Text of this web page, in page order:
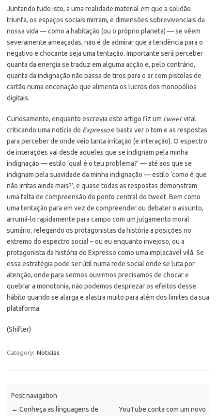
Juntando tudo isto, a uma realidade material em que a solidão
triunfa, os espaços sociais mirram, e dimensões sobrevivenciais da
nossa vida — como a habitação (ou o próprio planeta) — se vêem
severamente ameaçadas, não é de admirar que a tendência para o
negativo e chocante seja uma tentação. Importante será perceber
quanta da energia se traduz em alguma acção e, pelo contrário,
quanta da indignação não passa de tiros para o ar com pistolas de
cartão numa encenação que alimenta os lucros dos monopólios
digitais.
Curiosamente, enquanto escrevia este artigo fiz um tweetviral
criticando uma notícia do Expressoe basta ver o tom e as respostas
para perceber de onde veio tanta irritação (e interação). O espectro
de interações vai desde aqueles que se indignam pela minha
indignação — estilo ‘qual é o teu problema?’ — até aos que se
indignam pela suavidade da minha indignação — estilo ‘como é que
não irritas ainda mais?’, e quase todas as respostas demonstram
uma falta de compreensão do ponto central do tweet. Bem como
uma tentação para em vez de compreender ou debater o assunto,
arrumá-lo rapidamente para campo com um julgamento moral
sumário, relegando os protagonistas da história a posições no
extremo do espectro social – ou eu enquanto invejoso, ou a
protagonista da história do Expresso como uma implacável vilã. Se
essa estratégia pode ser útil numa rede social onde se luta por
atenção, onde para sermos ouvirmos precisamos de chocar e
quebrar a monotonia, não podemos desprezar os efeitos desse
hábito quando se alarga e alastra muito para além dos limites da sua
plataforma.
(Shifter)
Category: Noticias
Post navigation
← Conheça as linguagens de
YouTube conta com um novo